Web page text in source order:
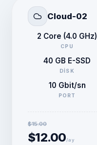
Cloud-02
2 Core (4.0 GHz)
CPU
40 GB E-SSD
DISK
10 Gbit/sn
PORT
$15.00
$12.00/ay